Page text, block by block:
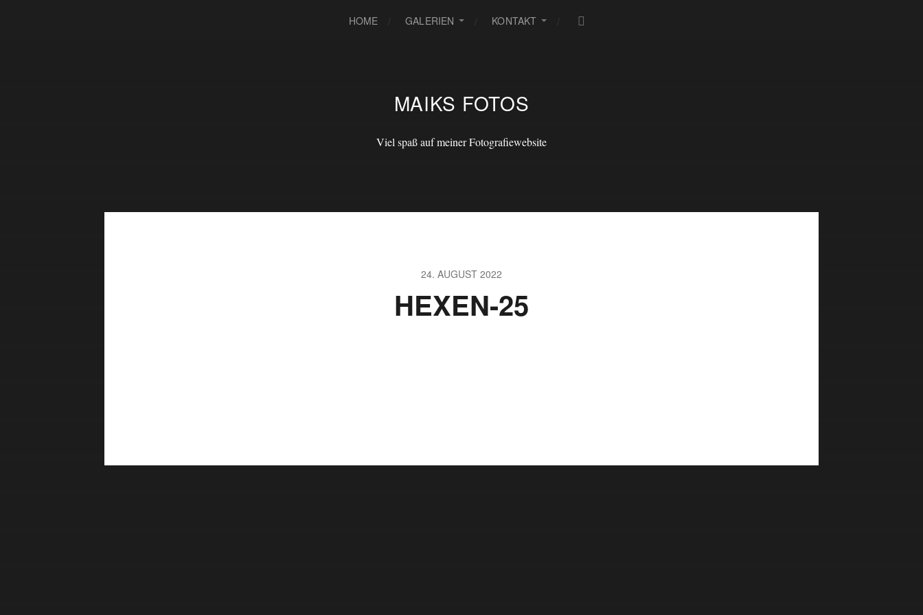
HOME GALERIEN KONTAKT
MAIKS FOTOS
Viel spaß auf meiner Fotografiewebsite
24. AUGUST 2022
HEXEN-25